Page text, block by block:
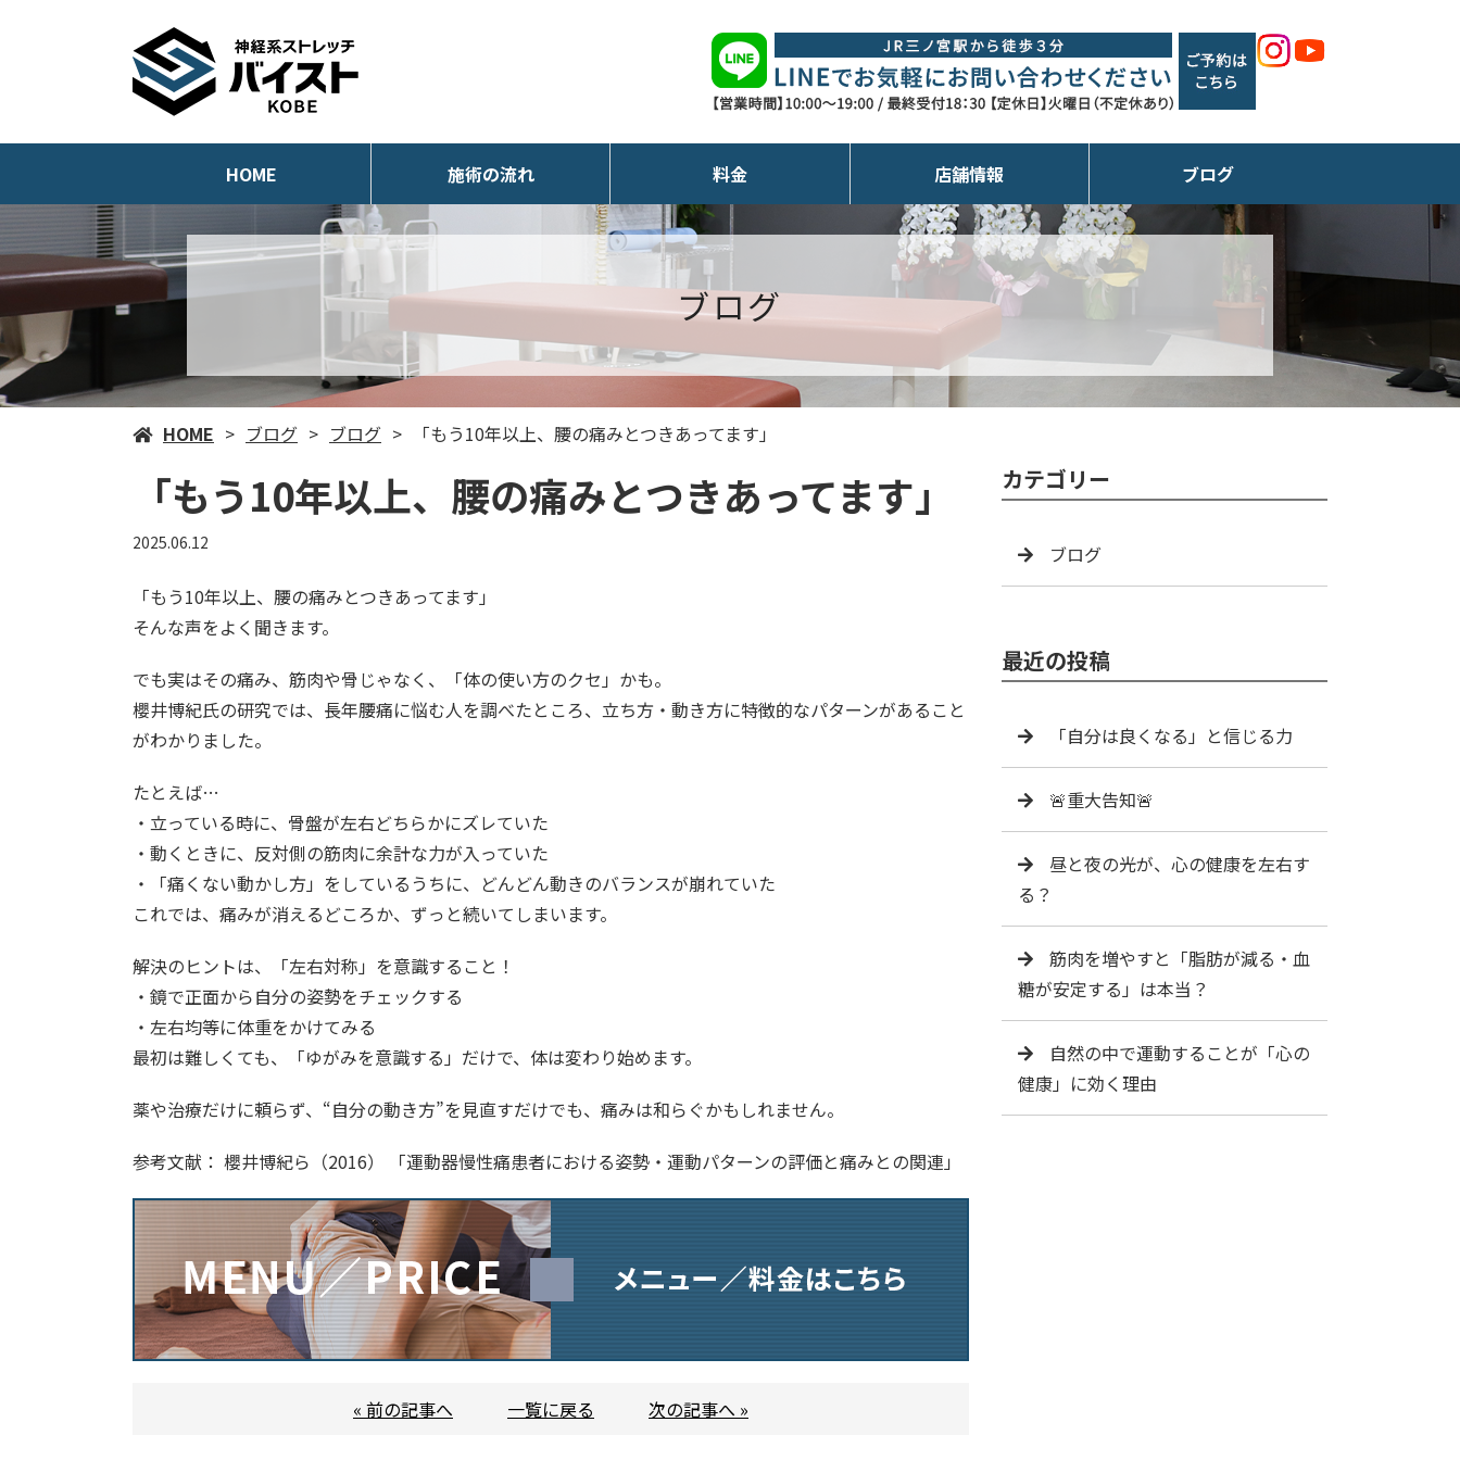
HOME 施術の流れ 料金 店舗情報 ブログ
ブログ
HOME ブログ ブログ 「もう10年以上、腰の痛みとつきあってます」
「もう10年以上、腰の痛みとつきあってます」
2025.06.12
「もう10年以上、腰の痛みとつきあってます」
そんな声をよく聞きます。
でも実はその痛み、筋肉や骨じゃなく、「体の使い方のクセ」かも。
櫻井博紀氏の研究では、長年腰痛に悩む人を調べたところ、立ち方・動き方に特徴的なパターンがあること
がわかりました。
たとえば…
・立っている時に、骨盤が左右どちらかにズレていた
・動くときに、反対側の筋肉に余計な力が入っていた
・「痛くない動かし方」をしているうちに、どんどん動きのバランスが崩れていた
これでは、痛みが消えるどころか、ずっと続いてしまいます。
解決のヒントは、「左右対称」を意識すること！
・鏡で正面から自分の姿勢をチェックする
・左右均等に体重をかけてみる
最初は難しくても、「ゆがみを意識する」だけで、体は変わり始めます。
薬や治療だけに頼らず、“自分の動き方”を見直すだけでも、痛みは和らぐかもしれません。
参考文献： 櫻井博紀ら（2016） 「運動器慢性痛患者における姿勢・運動パターンの評価と痛みとの関連」
« 前の記事へ 一覧に戻る 次の記事へ »
カテゴリー
ブログ
最近の投稿
「自分は良くなる」と信じる力
🚨重大告知🚨
昼と夜の光が、心の健康を左右す
る？
筋肉を増やすと「脂肪が減る・血
糖が安定する」は本当？
自然の中で運動することが「心の
健康」に効く理由